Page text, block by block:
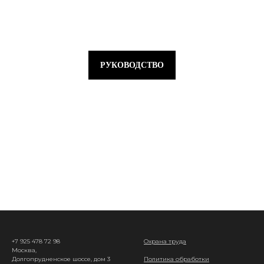
РУКОВОДСТВО
+7 925 478 72 98
Москва,
Долгопрудненское шоссе, дом 3
Охрана труда
Политика обработки